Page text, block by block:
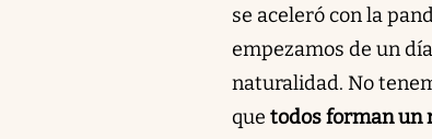
se aceleró con la
empezamos de un
naturalidad. No
que todos forman un